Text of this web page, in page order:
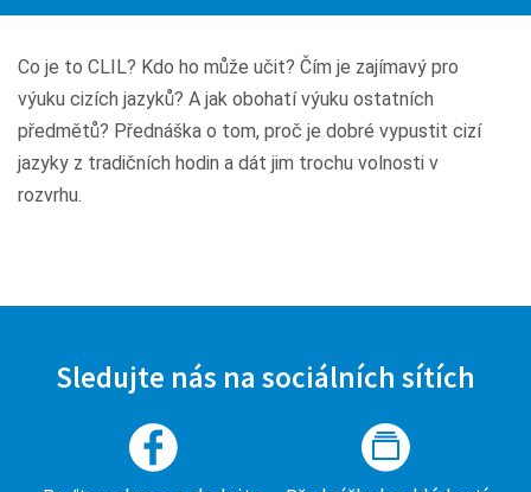
Co je to CLIL? Kdo ho může učit? Čím je zajímavý pro
výuku cizích jazyků? A jak obohatí výuku ostatních
předmětů? Přednáška o tom, proč je dobré vypustit cizí
jazyky z tradičních hodin a dát jim trochu volnosti v
rozvrhu.
Sledujte nás na sociálních sítích